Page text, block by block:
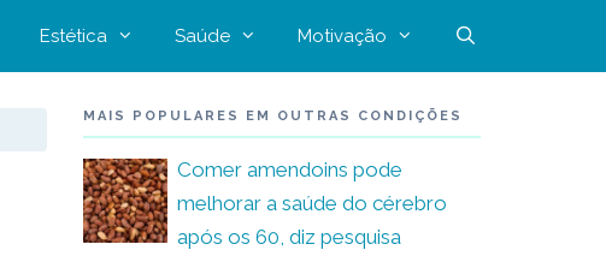
Estética Saúde Motivação
MAIS POPULARES EM OUTRAS CONDIÇÕES
Comer amendoins pode
melhorar a saúde do cérebro
após os 60, diz pesquisa